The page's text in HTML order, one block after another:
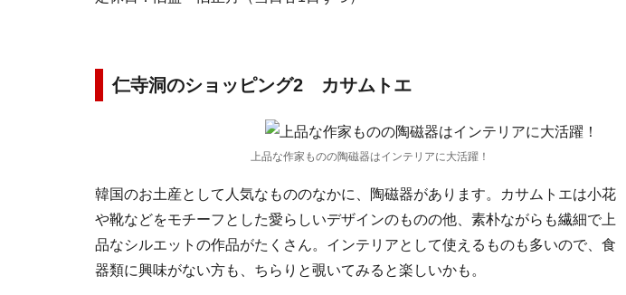
仁寺洞のショッピング2 カサムトエ
上品な作家ものの陶磁器はインテリアに大活躍！
韓国のお土産として人気なもののなかに、陶磁器があります。カサムトエは小花
や靴などをモチーフとした愛らしいデザインのものの他、素朴ながらも繊細で上
品なシルエットの作品がたくさん。インテリアとして使えるものも多いので、食
器類に興味がない方も、ちらりと覗いてみると楽しいかも。